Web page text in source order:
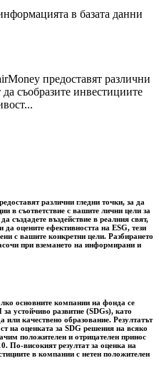
в базата данни
предоставят различни
съобразите инвестициите
различни гледни точки, за да
в съответствие с вашите лични цели за
създадете въздействие в реалния свят,
да оцените ефективността на ESG, тези
с вашите конкретни цели. Разбирането
при вземането на информирани и
основните компании на фонда се
устойчиво развитие (SDGs), като
или качествено образование. Резултатът
на оценката за SDG решения на всяко
положителен и отрицателен принос
По-високият резултат за оценка на
в компании с нетен положителен